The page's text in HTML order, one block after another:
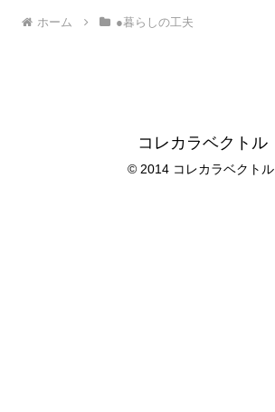
ホーム ●暮らしの工夫
コレカラベクトル
© 2014 コレカラベクトル.